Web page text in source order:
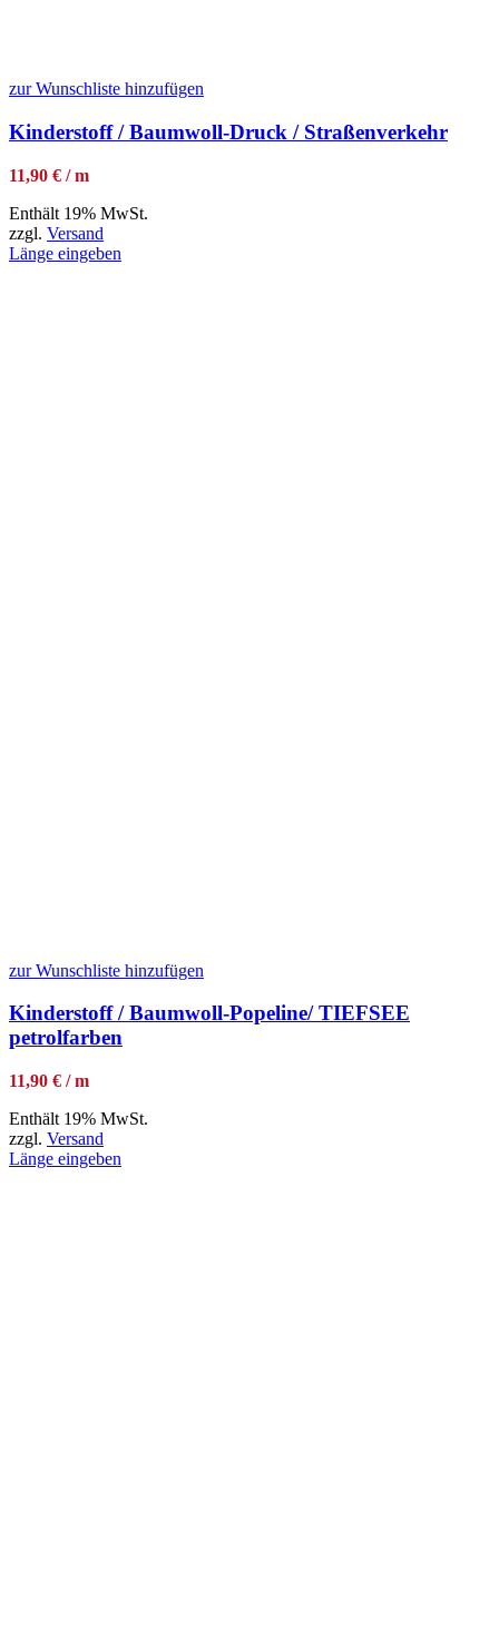
zur Wunschliste hinzufügen
Kinderstoff / Baumwoll-Druck / Straßenverkehr
11,90 € / m
Enthält 19% MwSt.
zzgl. Versand
Länge eingeben
zur Wunschliste hinzufügen
Kinderstoff / Baumwoll-Popeline/ TIEFSEE
petrolfarben
11,90 € / m
Enthält 19% MwSt.
zzgl. Versand
Länge eingeben